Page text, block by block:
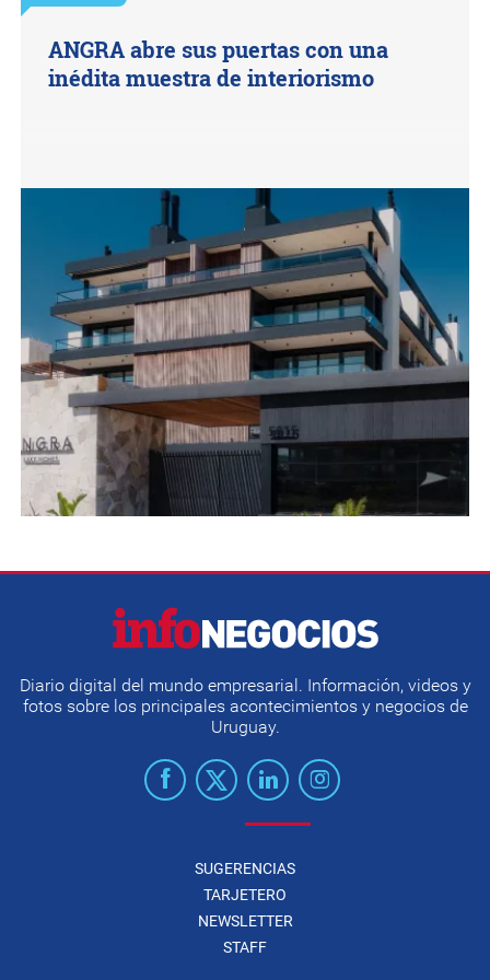
ANGRA abre sus puertas con una
inédita muestra de interiorismo
Diario digital del mundo empresarial. Información, videos y
fotos sobre los principales acontecimientos y negocios de
Uruguay.
SUGERENCIAS
TARJETERO
NEWSLETTER
STAFF